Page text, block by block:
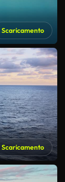
Scaricamento
Scaricamento